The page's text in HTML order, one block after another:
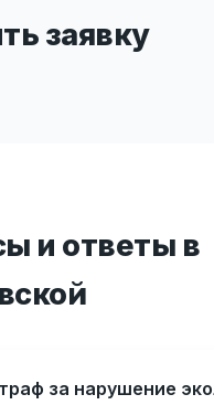
заявку
и ответы в
за нарушение